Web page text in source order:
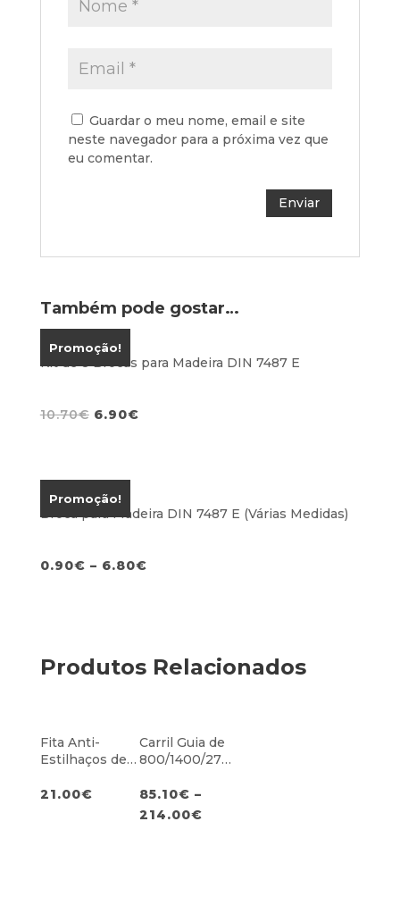
Guardar o meu nome, email e site
neste navegador para a próxima vez que
eu comentar.
Também pode gostar…
Promoção!
Kit de 8 Brocas para Madeira DIN 7487 E
10.70€ O
10.70€.
6.90€O
Promoção!
Broca para Madeira DIN 7487 E (Várias Medidas)
0.90€ – 6.80€
Produtos Relacionados
Fita Anti-
Estilhaços de
21.00€
Carril Guia de
800/1400/270
85.10€ –
214.00€